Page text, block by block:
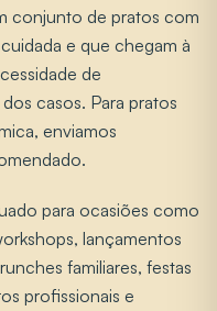
conjunto de pratos com
e que chegam à
de
casos. Para pratos
enviamos
para ocasiões como
lançamentos
familiares, festas
profissionais e